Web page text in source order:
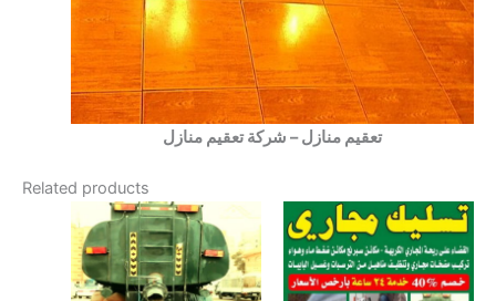
تعقيم منازل – شركة تعقيم منازل
Related products